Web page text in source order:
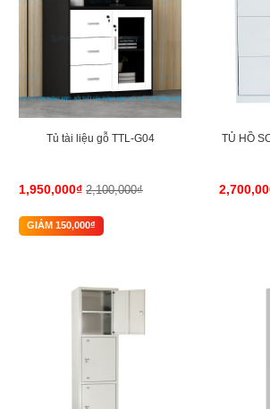
Tủ tài liệu gỗ TTL-G04
1,950,000₫ 2,100,000₫
GIẢM 150,000₫
TỦ HỒ